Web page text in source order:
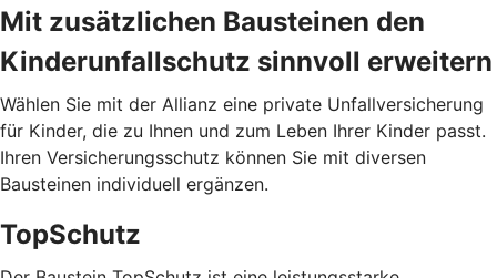
Mit zusätzlichen Bausteinen den
Kinderunfallschutz sinnvoll erweitern
Wählen Sie mit der Allianz eine private Unfallversicherung
für Kinder, die zu Ihnen und zum Leben Ihrer Kinder passt.
Ihren Versicherungsschutz können Sie mit diversen
Bausteinen individuell ergänzen.
TopSchutz